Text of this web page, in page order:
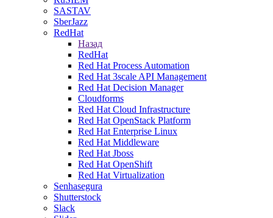
SASTAV
SberJazz
RedHat
Назад
RedHat
Red Hat Process Automation
Red Hat 3scale API Management
Red Hat Decision Manager
Cloudforms
Red Hat Cloud Infrastructure
Red Hat OpenStack Platform
Red Hat Enterprise Linux
Red Hat Middleware
Red Hat Jboss
Red Hat OpenShift
Red Hat Virtualization
Senhasegura
Shutterstock
Slack